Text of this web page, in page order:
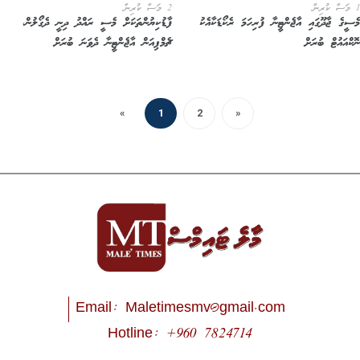
ޖާދޫގައި އާޖެންޓީނާ ފުރިހަމަ ރެކޯޑަކާއެކު
ބުރަށް
ފާޑުކިޔުންތަކަށް މެސީ ރައްދު ދިނީ ދެގޯލުން،
ޗެމްޕިއަން އާޖެންޓީނާ ދެވަނަ ބުރަށް
Email:Maletimesmv@gmail.com
Hotline: +960 7824714